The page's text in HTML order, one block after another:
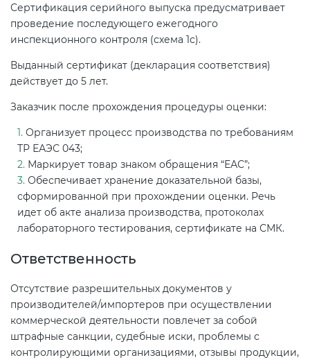
Сертификация серийного выпуска предусматривает
проведение последующего ежегодного
инспекционного контроля (схема 1с).
Выданный сертификат (декларация соответствия)
действует до 5 лет.
Заказчик после прохождения процедуры оценки:
Организует процесс производства по требованиям
ТР ЕАЭС 043;
Маркирует товар знаком обращения “ЕАС”;
Обеспечивает хранение доказательной базы,
сформированной при прохождении оценки. Речь
идет об акте анализа производства, протоколах
лабораторного тестирования, сертификате на СМК.
Ответственность
Отсутствие разрешительных документов у
производителей/импортеров при осуществлении
коммерческой деятельности повлечет за собой
штрафные санкции, судебные иски, проблемы с
контролирующими организациями, отзывы продукции,